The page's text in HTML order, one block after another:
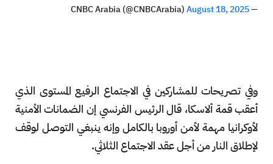
— CNBC Arabia (@CNBCArabia)
August 18, 2025
وفي تصريحات للمشاركين في الاجتماع الرفيع المستوى الذي
أعقب قمة ألاسكا، قال الرئيس الفرنسي إن الضمانات الأمنية
لأوكرانيا مهمة لأمن أوروبا بالكامل وإنه ينبغي التوصل لوقف
لإطلاق النار من أجل عقد الاجتماع الثلاثي.